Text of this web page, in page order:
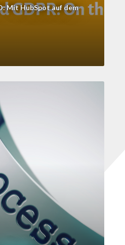
Mit HubSpot auf dem